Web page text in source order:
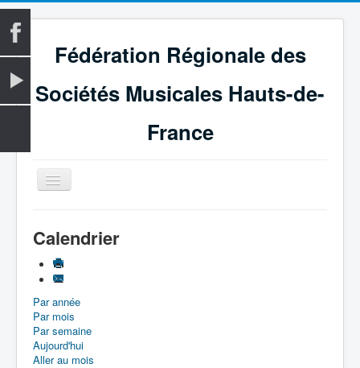
Fédération Régionale des
Sociétés Musicales Hauts-de-
France
Basculer
la
La Fédération
Vie fédérale
Examens
Le Magazine
Les Médailles
Calendrier
Par année
Par mois
Par semaine
Aujourd'hui
Aller au mois